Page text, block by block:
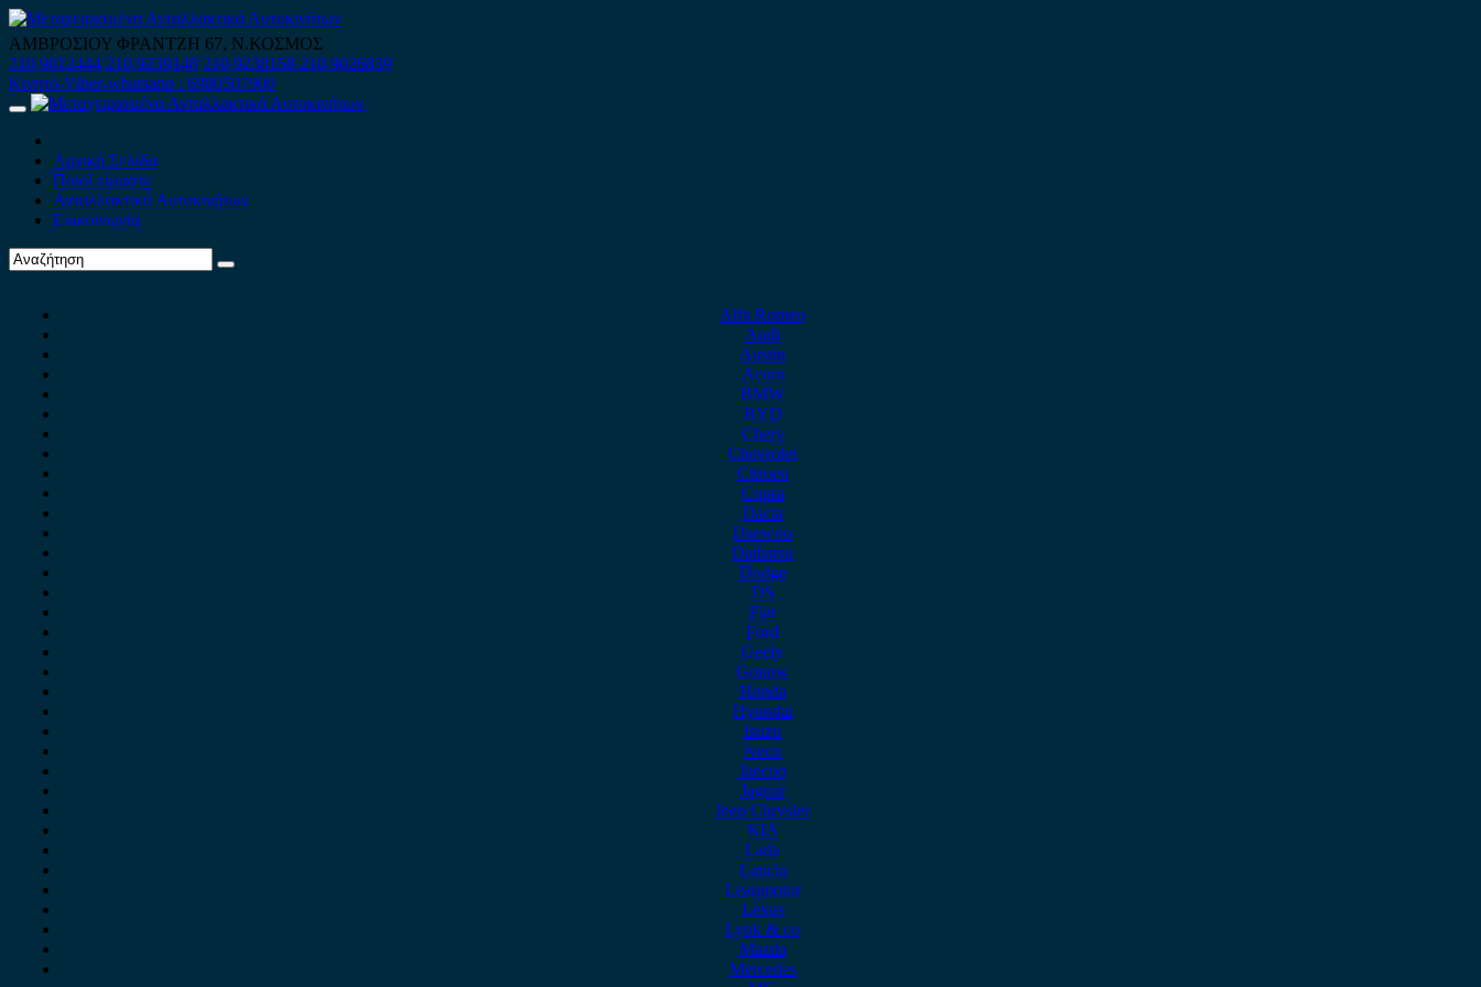
Skip
to
content
ΑΜΒΡΟΣΙΟΥ ΦΡΑΝΤΖΗ 67, Ν.ΚΟΣΜΟΣ
210 9012444 210 9239148 210 9238158 210 9026839
Κινητό-Viber-whatsapp : 6980507900
Primary
Αρχική Σελίδα
Ποιοί είμαστε
Ανταλλακτικά Αυτοκινήτων
Επικοινωνία
Alfa Romeo
Audi
Austin
Acura
BMW
BYD
Chery
Chevrolet
Citroen
Cupra
Dacia
Daewoo
Daihatsu
Dodge
DS
Fiat
Ford
Geely
Gonow
Honda
Hyundai
Isuzu
iveco
Jaecoo
Jaguar
Jeep Chrysler
KIA
Lada
Lancia
Leapmotor
Lexus
Lynk & co
Mazda
Mercedes